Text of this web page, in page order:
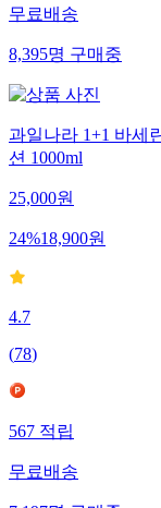
무료배송
8,395명구매중
과일나라 1+1 바세
션 1000ml
25,000원
24%18,900원
4.7
(78)
567적립
무료배송